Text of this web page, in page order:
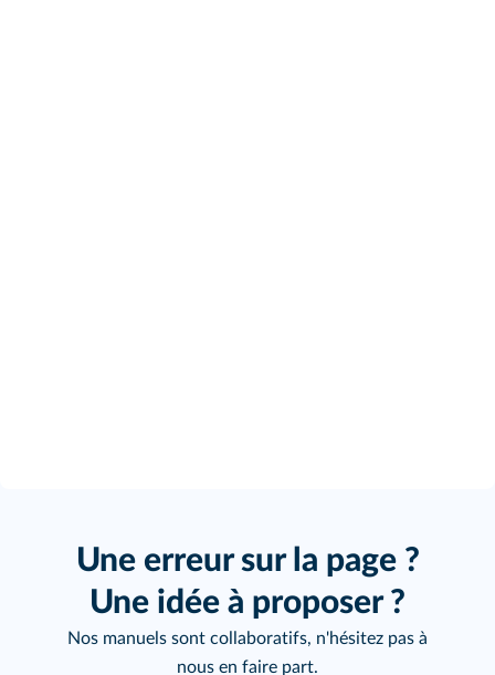
Une erreur sur la page ?
Une idée à proposer ?
Nos manuels sont collaboratifs, n'hésitez pas à
nous en faire part.